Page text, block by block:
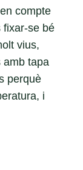
compte
fixar-se bé
vius,
amb tapa
perquè
i